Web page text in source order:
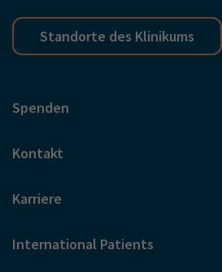
Standorte des Klinikums
Spenden
Kontakt
Karriere
International Patients